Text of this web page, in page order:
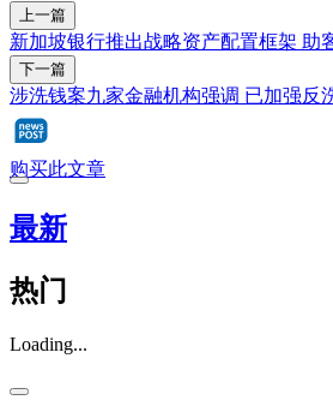
上一篇
新加坡银行推出战略资产配置框架 助
下一篇
涉洗钱案九家金融机构强调 已加强反
购买此文章
最新
热门
Loading...